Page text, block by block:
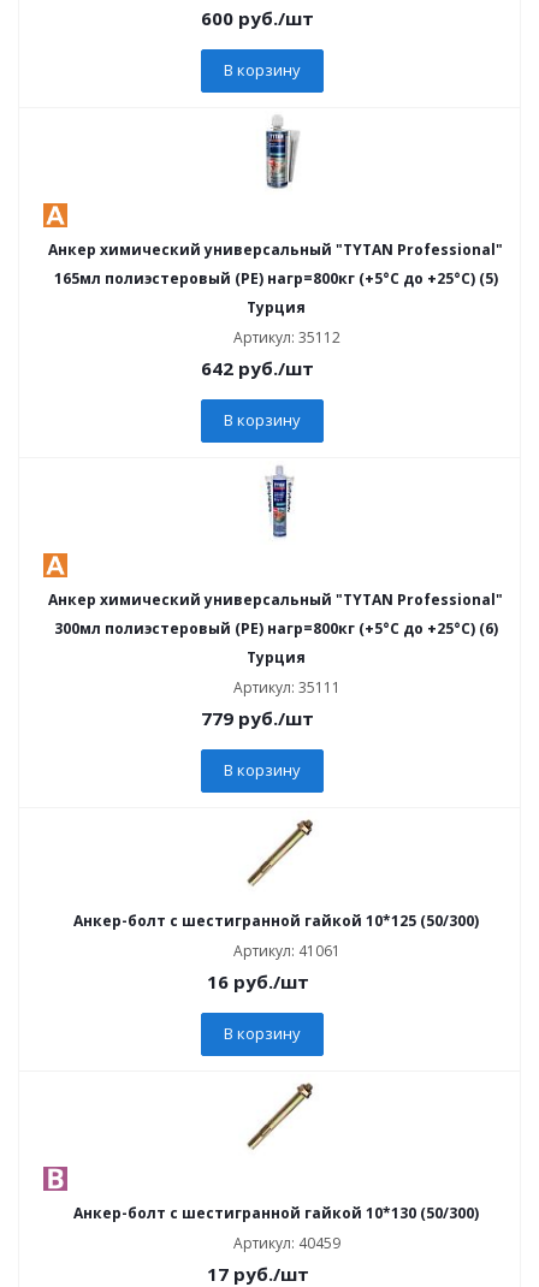
600 руб./шт
В корзину
Анкер химический универсальный "TYTAN Professional"
165мл полиэстеровый (PE) нагр=800кг (+5°C до +25°C) (5)
Турция
Артикул: 35112
642 руб./шт
В корзину
Анкер химический универсальный "TYTAN Professional"
300мл полиэстеровый (PE) нагр=800кг (+5°C до +25°C) (6)
Турция
Артикул: 35111
779 руб./шт
В корзину
Анкер-болт с шестигранной гайкой 10*125 (50/300)
Артикул: 41061
16руб./шт
В корзину
Анкер-болт с шестигранной гайкой 10*130 (50/300)
Артикул: 40459
17руб./шт